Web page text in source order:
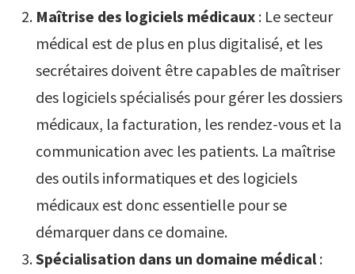
Maîtrise des logiciels médicaux: Le secteur
médical est de plus en plus digitalisé, et les
secrétaires doivent être capables de maîtriser
des logiciels spécialisés pour gérer les dossiers
médicaux, la facturation, les rendez-vous et la
communication avec les patients. La maîtrise
des outils informatiques et des logiciels
médicaux est donc essentielle pour se
démarquer dans ce domaine.
Spécialisation dans un domaine médical: